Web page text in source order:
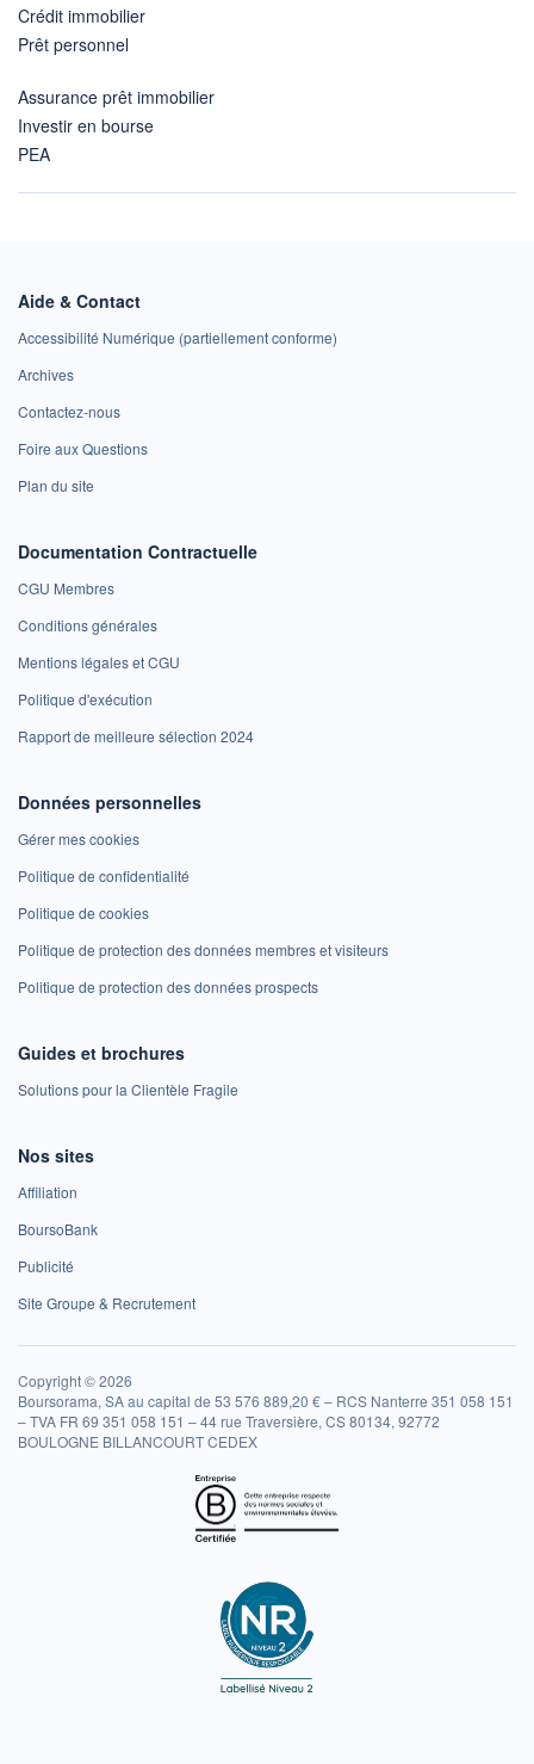
Crédit immobilier
Prêt personnel
Assurance prêt immobilier
Investir en bourse
PEA
Aide & Contact
Accessibilité Numérique (partiellement conforme)
Archives
Contactez-nous
Foire aux Questions
Plan du site
Documentation Contractuelle
CGU Membres
Conditions générales
Mentions légales et CGU
Politique d'exécution
Rapport de meilleure sélection 2024
Données personnelles
Gérer mes cookies
Politique de confidentialité
Politique de cookies
Politique de protection des données membres et visiteurs
Politique de protection des données prospects
Guides et brochures
Solutions pour la Clientèle Fragile
Nos sites
Affiliation
BoursoBank
Publicité
Site Groupe & Recrutement
Copyright © 2026
Boursorama, SA au capital de 53 576 889,20 € – RCS Nanterre 351 058 151
– TVA FR 69 351 058 151 – 44 rue Traversière, CS 80134, 92772
BOULOGNE BILLANCOURT CEDEX